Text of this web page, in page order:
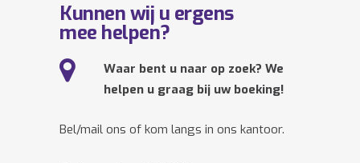
Kunnen wij u ergens
mee helpen?
Waar bent u naar op zoek? We
helpen u graag bij uw boeking!
Bel/mail ons of kom langs in ons kantoor.